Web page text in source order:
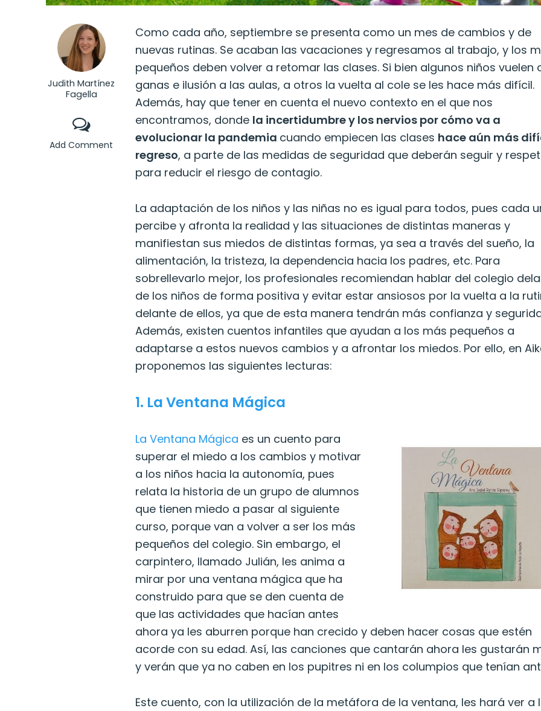
Judith Martínez
Fagella
Add Comment
Como cada año, septiembre se presenta como un mes de cambios y de
nuevas rutinas. Se acaban las vacaciones y regresamos al trabajo, y los
pequeños deben volver a retomar las clases. Si bien algunos niños vuelen
ganas e ilusión a las aulas, a otros la vuelta al cole se les hace más difícil.
Además, hay que tener en cuenta el nuevo contexto en el que nos
encontramos, donde la incertidumbre y los nervios por cómo va a
evolucionar la pandemia cuando empiecen las clases hace aún más
regreso, a parte de las medidas de seguridad que deberán seguir y
para reducir el riesgo de contagio.
La adaptación de los niños y las niñas no es igual para todos, pues cada
percibe y afronta la realidad y las situaciones de distintas maneras y
manifiestan sus miedos de distintas formas, ya sea a través del sueño, la
alimentación, la tristeza, la dependencia hacia los padres, etc. Para
sobrellevarlo mejor, los profesionales recomiendan hablar del colegio
de los niños de forma positiva y evitar estar ansiosos por la vuelta a la
delante de ellos, ya que de esta manera tendrán más confianza y
Además, existen cuentos infantiles que ayudan a los más pequeños a
adaptarse a estos nuevos cambios y a afrontar los miedos. Por ello, en
proponemos las siguientes lecturas:
1. La Ventana Mágica
La Ventana Mágica es un cuento para
superar el miedo a los cambios y motivar
a los niños hacia la autonomía, pues
relata la historia de un grupo de alumnos
que tienen miedo a pasar al siguiente
curso, porque van a volver a ser los más
pequeños del colegio. Sin embargo, el
carpintero, llamado Julián, les anima a
mirar por una ventana mágica que ha
construido para que se den cuenta de
que las actividades que hacían antes
ahora ya les aburren porque han crecido y deben hacer cosas que estén
acorde con su edad. Así, las canciones que cantarán ahora les gustarán
y verán que ya no caben en los pupitres ni en los columpios que tenían
Este cuento, con la utilización de la metáfora de la ventana, les hará ver a